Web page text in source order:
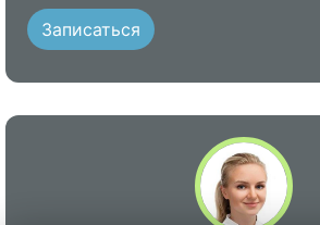
Записаться